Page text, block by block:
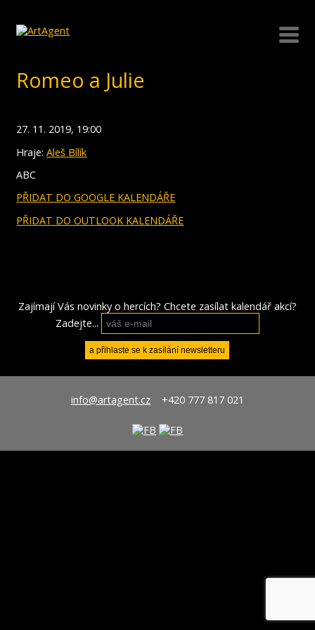
Romeo a Julie
27. 11. 2019, 19:00
Hraje:Aleš Bílík
ABC
PŘIDAT DO GOOGLE KALENDÁŘE
PŘIDAT DO OUTLOOK KALENDÁŘE
Zajímají Vás novinky o hercích? Chcete zasílat kalendář akcí?
Zadejte...
info@artagent.cz+420 777 817 021